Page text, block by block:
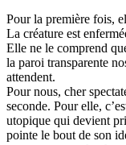
Pour la première fois,
La créature est
Elle ne le comprend
la paroi transparente
attendent.
Pour nous, cher
seconde. Pour elle,
utopique qui devient
pointe le bout de son